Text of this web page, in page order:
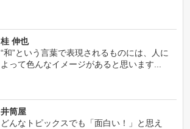
桂 伸也
“和”という言葉で表現されるものには、人に
よって色んなイメージがあると思います...
井筒屋
どんなトピックスでも「面白い！」と思え